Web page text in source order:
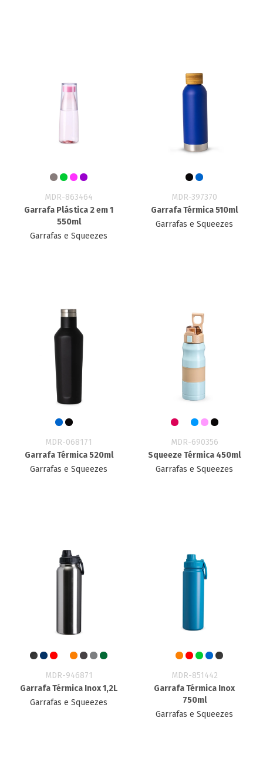
MDR-863464
Garrafa Plástica 2 em 1
550ml
Garrafas e Squeezes
MDR-397370
Garrafa Térmica 510ml
Garrafas e Squeezes
MDR-068171
Garrafa Térmica 520ml
Garrafas e Squeezes
MDR-690356
Squeeze Térmica 450ml
Garrafas e Squeezes
MDR-946871
Garrafa Térmica Inox 1,2L
Garrafas e Squeezes
MDR-851442
Garrafa Térmica Inox
750ml
Garrafas e Squeezes